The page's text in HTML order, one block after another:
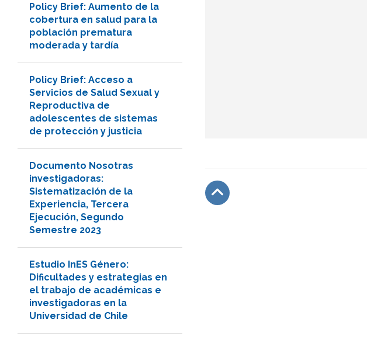
Policy Brief: Aumento de la
cobertura en salud para la
población prematura
moderada y tardía
Policy Brief: Acceso a
Servicios de Salud Sexual y
Reproductiva de
adolescentes de sistemas
de protección y justicia
Documento Nosotras
investigadoras:
Sistematización de la
Experiencia, Tercera
Ejecución, Segundo
Semestre 2023
Estudio InES Género:
Dificultades y estrategias en
el trabajo de académicas e
investigadoras en la
Universidad de Chile